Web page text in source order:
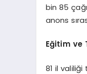
bin 85
anons
Eğitim ve
81 il valiliği